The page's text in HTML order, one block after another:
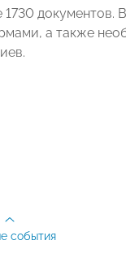
документов.
а также
события